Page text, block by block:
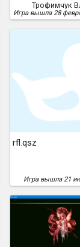
Трофимчук
Игра вышла 28
rfl.qsz
Игра вышла 21